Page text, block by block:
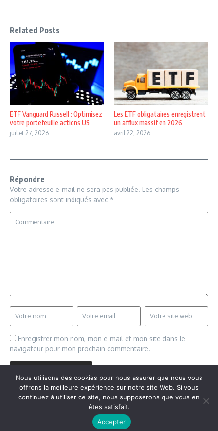
Related Posts
ETF Vanguard Russell : Optimisez
votre portefeuille actions US
juillet 27, 2026
Les ETF obligataires enregistrent
un afflux massif en 2026
avril 22, 2026
Répondre
Votre adresse e-mail ne sera pas publiée. Les champs
obligatoires sont indiqués avec *
Enregistrer mon nom, mon e-mail et mon site dans le
navigateur pour mon prochain commentaire.
Copyright © 2026 Vudailleurs.com | Réalisé par
d'actualités X
Nous utilisons des cookies pour nous assurer que nous vous
offrons la meilleure expérience sur notre site Web. Si vous
continuez à utiliser ce site, nous supposerons que vous en
êtes satisfait.
Accepter